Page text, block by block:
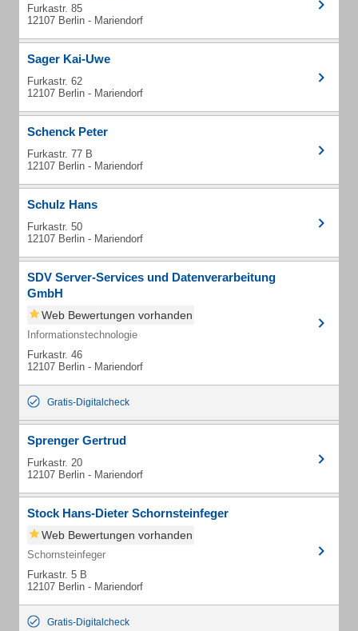
Furkastr. 85
12107 Berlin - Mariendorf
Sager Kai-Uwe
Furkastr. 62
12107 Berlin - Mariendorf
Schenck Peter
Furkastr. 77 B
12107 Berlin - Mariendorf
Schulz Hans
Furkastr. 50
12107 Berlin - Mariendorf
SDV Server-Services und Datenverarbeitung
GmbH
Web Bewertungen vorhanden
Informationstechnologie
Furkastr. 46
12107 Berlin - Mariendorf
Gratis-Digitalcheck
Sprenger Gertrud
Furkastr. 20
12107 Berlin - Mariendorf
Stock Hans-Dieter Schornsteinfeger
Web Bewertungen vorhanden
Schornsteinfeger
Furkastr. 5 B
12107 Berlin - Mariendorf
Gratis-Digitalcheck